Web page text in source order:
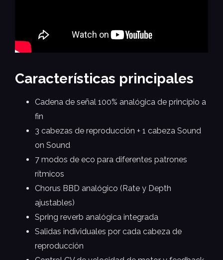
Características principales
Cadena de señal 100% analógica de principio a
fin
3 cabezas de reproducción + 1 cabeza Sound
on Sound
7 modos de eco para diferentes patrones
rítmicos
Chorus BBD analógico (Rate y Depth
ajustables)
Spring reverb analógica integrada
Salidas individuales por cada cabeza de
reproducción